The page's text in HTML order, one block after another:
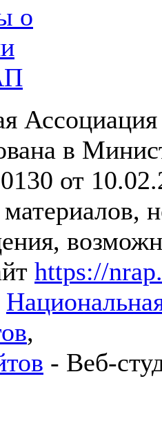
о
в
от
материалов,
https://
,
- Веб-